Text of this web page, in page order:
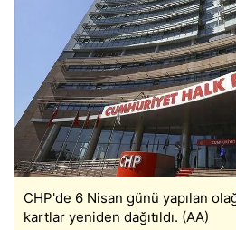
CHP'de 6 Nisan günü yapılan
kartlar yeniden dağıtıldı. (AA)